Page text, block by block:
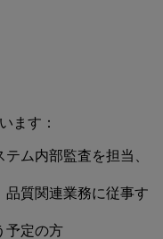
ます：
ム内部監査を担当、
品質関連業務に従事す
予定の方